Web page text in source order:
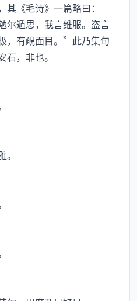
《毛诗》一篇略曰：
尔遁思，我言维服。盗言
，有靦面目。”此乃集句
，非也。